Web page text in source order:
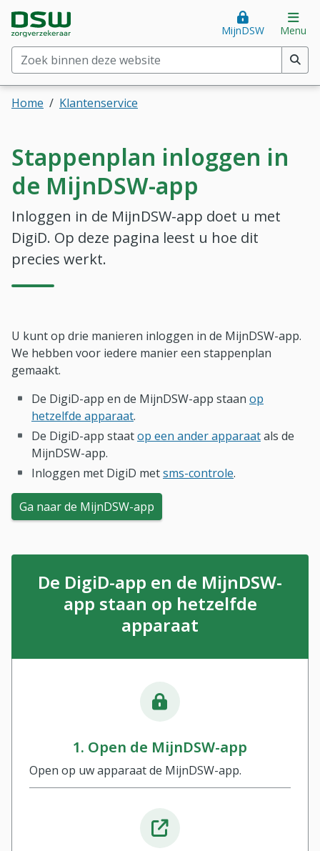
Direct naar hoofdinhoud
Direct naar hoofdmenuDSW Zorgverzekeraar. Goed voor je.
Zoek binnen deze website(min. 2 tekens)
MijnDSW Menu
Home Klantenservice
Stappenplan inloggen in
de MijnDSW-app
Inloggen in de MijnDSW-app doet u met
DigiD. Op deze pagina leest u hoe dit
precies werkt.
U kunt op drie manieren inloggen in de MijnDSW-app.
We hebben voor iedere manier een stappenplan
gemaakt.
De DigiD-app en de MijnDSW-app staan op
hetzelfde apparaat.
De DigiD-app staatop een ander apparaatals de
MijnDSW-app.
Inloggen met DigiD metsms-controle.
Ga naar de MijnDSW-app
De DigiD-app en de MijnDSW-
app staan op hetzelfde
apparaat
1. Open de MijnDSW-app
Open op uw apparaat de MijnDSW-app.